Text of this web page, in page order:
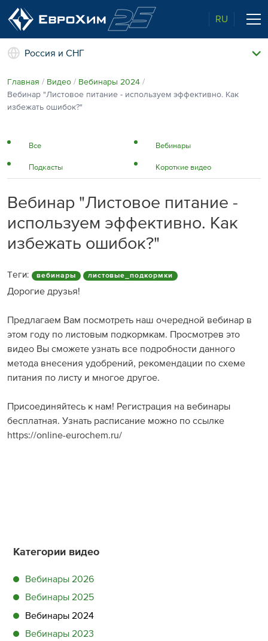
RU
Наши удобрения
О нас
Поддержка и сопровождение
Экологичность
Полевые опыты
Центр знаний
Россия и СНГ
Главная Видео
Вебинары 2024
Вебинар "Листовое питание - используем эффективно. Как
избежать ошибок?"
Все Вебинары
Подкасты Короткие видео
Вебинар "Листовое питание -
используем эффективно. Как
избежать ошибок?"
Теги: вебинары листовые_подкормки
Дорогие друзья!
Предлагаем Вам посмотреть наш очередной вебинар в
этом году по листовым подкормкам. Просмотрев это
видео Вы сможете узнать все подробности данного
метода внесения удобрений, рекомендации по схеме
питания по листу и многое другое.
Присоединяйтесь к нам! Регистрация на вебинары
бесплатная. Узнать расписание можно по ссылке
https://online-eurochem.ru/
Категории видео
Вебинары 2026
Вебинары 2025
Вебинары 2024
Вебинары 2023